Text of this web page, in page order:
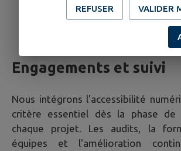
Intégration des retours
utilisateurs pour améliorer
Engagements et suivi
Nous intégrons l'accessibilité
critère essentiel dès la phase de
chaque projet. Les audits, la
équipes et l'amélioration
REFUSER VALIDER